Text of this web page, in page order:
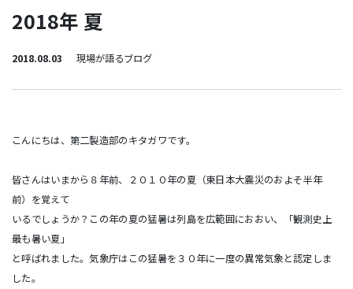
2018年 夏
2018.08.03 現場が語るブログ
こんにちは、第二製造部のキタガワです。
皆さんはいまから８年前、２０１０年の夏（東日本大震災のおよそ半年
前）を覚えて
いるでしょうか？この年の夏の猛暑は列島を広範囲におおい、「観測史上
最も暑い夏」
と呼ばれました。気象庁はこの猛暑を３０年に一度の異常気象と認定しま
した。